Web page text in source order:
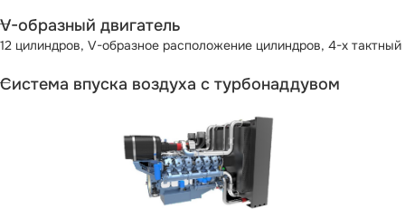
V-образный двигатель
12 цилиндров, V-образное расположение цилиндров, 4-х тактный
Система впуска воздуха с турбонаддувом